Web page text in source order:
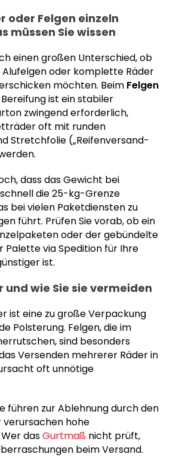
oder Felgen einzeln
müssen Sie wissen
einen großen Unterschied, ob
Alufelgen oder komplette Räder
möchten. Beim Felgen
ist ein stabiler
zwingend erforderlich,
oft mit runden
Stretchfolie („Reifenversand-
dass das Gewicht bei
die 25-kg-Grenze
bei vielen Paketdiensten zu
führt. Prüfen Sie vorab, ob ein
oder der gebündelte
Palette via Spedition für Ihre
ist.
und wie Sie sie vermeiden
ist eine zu große Verpackung
Polsterung. Felgen, die im
sind besonders
Versenden mehrerer Räder in
oft unnötige
führen zur Ablehnung durch den
hohe
dasGurtmaß nicht prüft,
beim Versand.